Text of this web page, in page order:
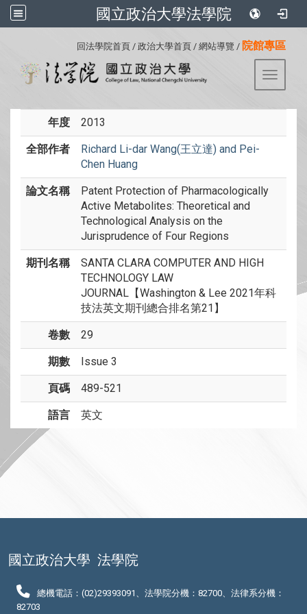
國立政治大學法學院
回法學院首頁 / 政治大學首頁 / 網站導覽 / 院館專區
Toggle
年度 2013
全部作者
Richard Li-dar Wang(王立達) and Pei-
Chen Huang
論文名稱
Patent Protection of Pharmacologically
Active Metabolites: Theoretical and
Technological Analysis on the
Jurisprudence of Four Regions
期刊名稱
SANTA CLARA COMPUTER AND HIGH
TECHNOLOGY LAW
JOURNAL【Washington & Lee 2021年科
技法英文期刊總合排名第21】
卷數 29
期數 Issue 3
頁碼 489-521
語言 英文
國立政治大學 法學院
總機電話：(02)29393091、法學院分機：82700、法律系分機：
82703